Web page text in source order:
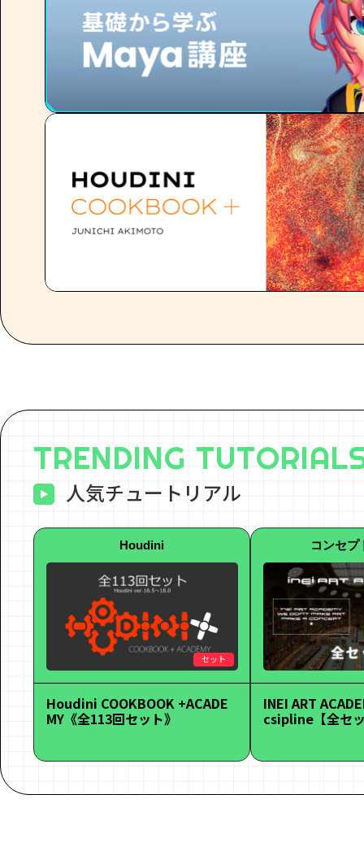
TRENDING
人気チュートリアル
Houdini
セット
Houdini COOKBOOK +ACADE
MY《全113回セット》
コンセプ
INEI ART
csipline【全セ